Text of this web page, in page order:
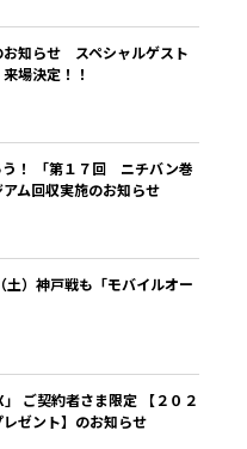
知らせ スペシャルゲスト
場決定！！
う！ 「第１７回 ニチバン巻
ム回収実施のお知らせ
）神戸戦も「モバイルオー
ご契約者さま限定 【２０２
ゼント】のお知らせ